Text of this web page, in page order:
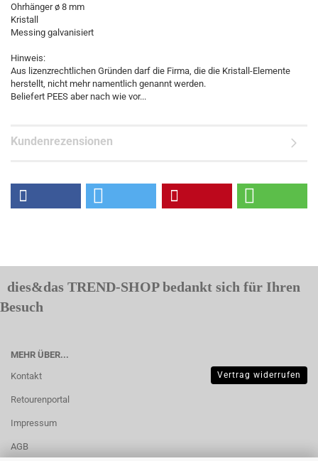
Ohrhänger ø 8 mm
Kristall
Messing galvanisiert
Hinweis:
Aus lizenzrechtlichen Gründen darf die Firma, die die Kristall-Elemente
herstellt, nicht mehr namentlich genannt werden.
Beliefert PEES aber nach wie vor...
Kundenrezensionen
dies&das TREND-SHOP bedankt sich für Ihren
Besuch
MEHR ÜBER...
Kontakt
Retourenportal
Impressum
AGB
Vertrag widerrufen